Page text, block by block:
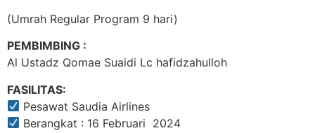
(Umrah Regular Program 9 hari)
PEMBIMBING :
Al Ustadz Qomae Suaidi Lc hafidzahulloh
FASILITAS:
Pesawat Saudia Airlines
Berangkat : 16 Februari 2024